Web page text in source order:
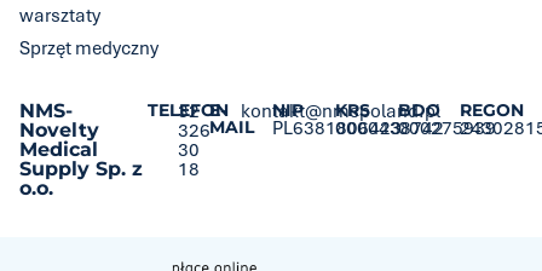
NMS-
Novelty
Medical
Supply Sp. z
o.o.
TELEFON
32
326
30
18
E-
MAIL
kontakt@nmspoland.pl
NIP
PL6381806423
KRS
0000438742
BDO
000275939
REGON
warsztaty
Sprzęt medyczny